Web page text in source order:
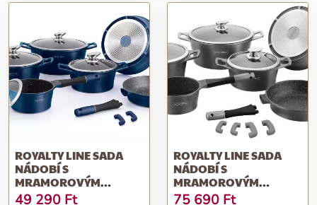
ROYALTY LINE SADA
NÁDOBÍ S
MRAMOROVÝM
POVRCHEM 14 KS CLICK
49 290 Ft
ROYALTY LINE SADA
NÁDOBÍ S
MRAMOROVÝM
POVRCHEM 14 KS CLICK
75 690 Ft